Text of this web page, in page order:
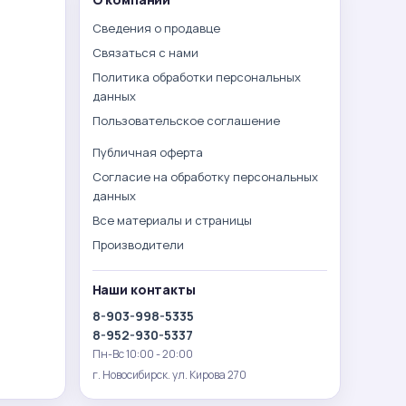
Сведения о продавце
Связаться с нами
Политика обработки персональных
данных
Пользовательское соглашение
Публичная оферта
Согласие на обработку персональных
данных
Все материалы и страницы
Производители
Наши контакты
8-903-998-5335
8-952-930-5337
Пн-Вс 10:00 - 20:00
г. Новосибирск. ул. Кирова 270